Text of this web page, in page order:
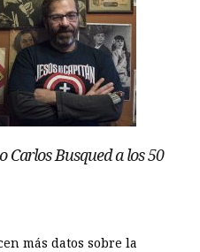
Busqued a los 50
más datos sobre la